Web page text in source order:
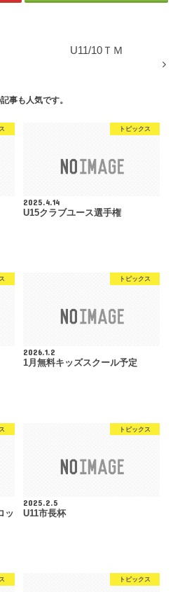
U11/10ＴＭ
事も人気です。
トピックス
2025.4.14
U15クラブユース選手権
トピックス
2026.1.2
1月無料キッズスクール予定
ッ
トピックス
2025.2.5
U11市長杯
トピックス